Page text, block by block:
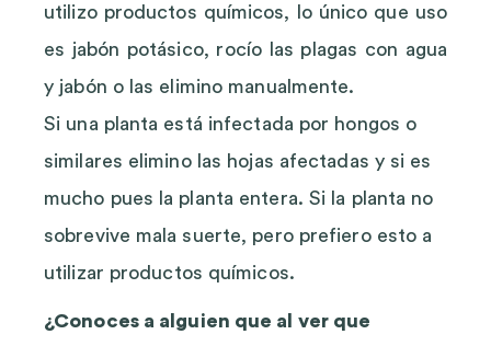
utilizo productos químicos, lo único que uso
es jabón potásico, rocío las plagas con agua
y jabón o las elimino manualmente.
Si una planta está infectada por hongos o
similares elimino las hojas afectadas y si es
mucho pues la planta entera. Si la planta no
sobrevive mala suerte, pero prefiero esto a
utilizar productos químicos.
¿Conoces a alguien que al ver que